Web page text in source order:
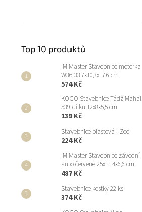
Top 10 produktů
iM.Master Stavebnice motorka
W36 33,7x10,3x17,6 cm
574 Kč
KOCO Stavebnice Tádž Mahal
539 dílků 12x8x5,5 cm
139 Kč
Stavebnice plastová - Zoo
224 Kč
iM.Master Stavebnice závodní
auto červené 25x11,4x6,6 cm
487 Kč
Stavebnice kostky 22 ks
374 Kč